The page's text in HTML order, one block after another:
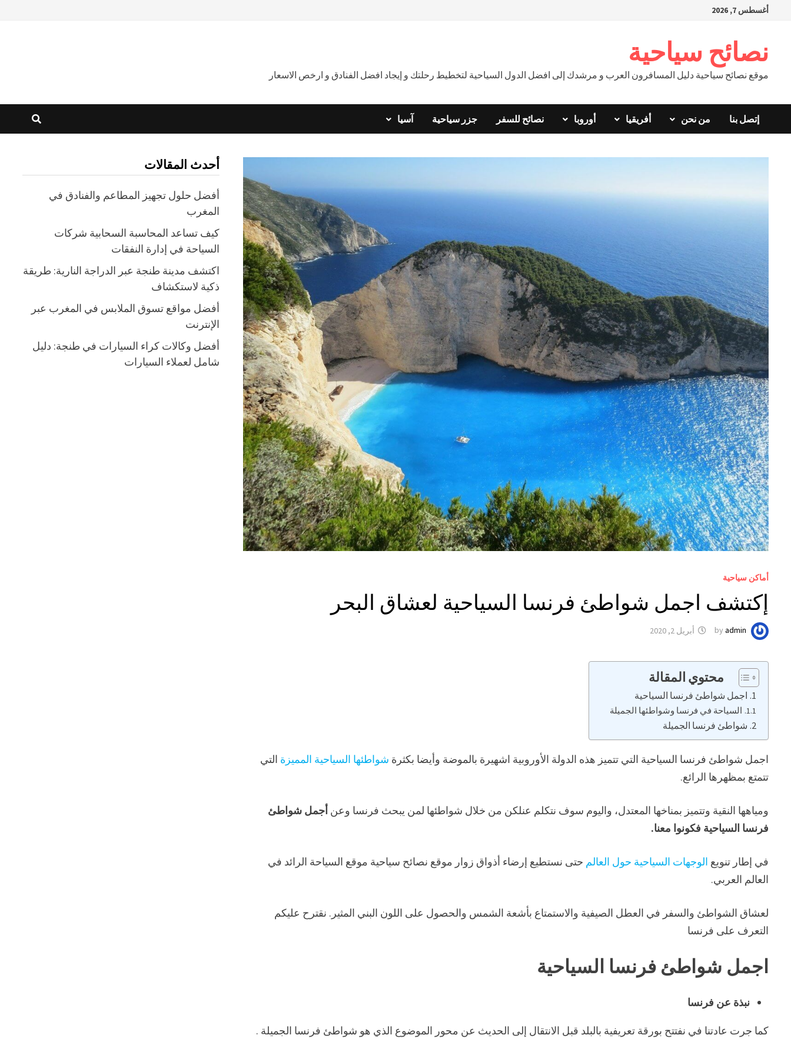
أغسطس 7, 2026
نصائح سياحية
موقع نصائح سياحية دليل المسافرون العرب و مرشدك إلى افضل الدول السياحية لتخطيط رحلتك و إيجاد افضل الفنادق و ارخص الاسعار
إتصل بنا من نحن أفريقيا أوروبا نصائح للسفر جزر سياحية آسيا
أماكن سياحية
إكتشف اجمل شواطئ فرنسا السياحية لعشاق البحر
by admin أبريل 2, 2020
محتوي المقالة
اجمل شواطئ فرنسا السياحية
السياحة في فرنسا وشواطئها الجميلة
شواطئ فرنسا الجميلة
اجمل شواطئ فرنسا السياحية التي تتميز هذه الدولة الأوروبية اشهيرة بالموضة وأيضا بكثرة شواطئها السياحية المميزة التي
تتمتع بمظهرها الرائع.
ومياهها النقية وتتميز بمناخها المعتدل، واليوم سوف نتكلم عنلكن من خلال شواطئها لمن يبحث فرنسا وعنأجمل شواطئ
فرنسا السياحية فكونوا معنا.
في إطار تنويع الوجهات السياحية حول العالم حتى نستطيع إرضاء أذواق زوار موقع نصائح سياحية موقع السياحة الرائد في
العالم العربي.
لعشاق الشواطئ والسفر في العطل الصيفية والاستمتاع بأشعة الشمس والحصول على اللون البني المثير. نقترح عليكم
التعرف على فرنسا
اجمل شواطئ فرنسا السياحية
نبذة عن فرنسا
كما جرت عادتنا في نفتتح بورقة تعريفية بالبلد قبل الانتقال إلى الحديث عن محور الموضوع الذي هو شواطئ فرنسا الجميلة .
أحدث المقالات
أفضل حلول تجهيز المطاعم والفنادق في
المغرب
كيف تساعد المحاسبة السحابية شركات
السياحة في إدارة النفقات
اكتشف مدينة طنجة عبر الدراجة النارية: طريقة
ذكية لاستكشاف
أفضل مواقع تسوق الملابس في المغرب عبر
الإنترنت
أفضل وكالات كراء السيارات في طنجة: دليل
شامل لعملاء السيارات